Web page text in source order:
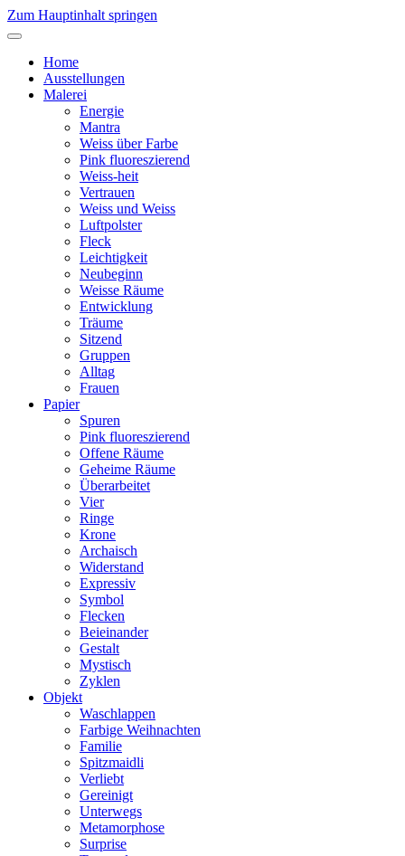
Zum Hauptinhalt springen
Home
Ausstellungen
Malerei
Energie
Mantra
Weiss über Farbe
Pink fluoreszierend
Weiss-heit
Vertrauen
Weiss und Weiss
Luftpolster
Fleck
Leichtigkeit
Neubeginn
Weisse Räume
Entwicklung
Träume
Sitzend
Gruppen
Alltag
Frauen
Papier
Spuren
Pink fluoreszierend
Offene Räume
Geheime Räume
Überarbeitet
Vier
Ringe
Krone
Archaisch
Widerstand
Expressiv
Symbol
Flecken
Beieinander
Gestalt
Mystisch
Zyklen
Objekt
Waschlappen
Farbige Weihnachten
Familie
Spitzmaidli
Verliebt
Gereinigt
Unterwegs
Metamorphose
Surprise